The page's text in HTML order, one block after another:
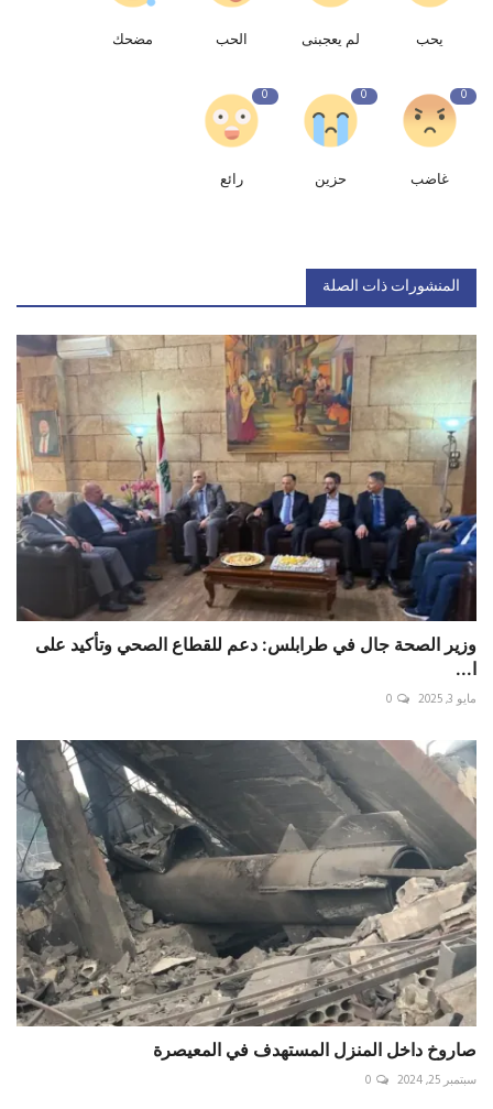
يحب لم يعجبنى الحب مضحك
0
غاضب
0
حزين
0
رائع
المنشورات ذات الصلة
وزير الصحة جال في طرابلس: دعم للقطاع الصحي وتأكيد على
ا...
مايو 3, 2025 0
‏صاروخ داخل المنزل المستهدف في ‎المعيصرة
سبتمبر 25, 2024 0